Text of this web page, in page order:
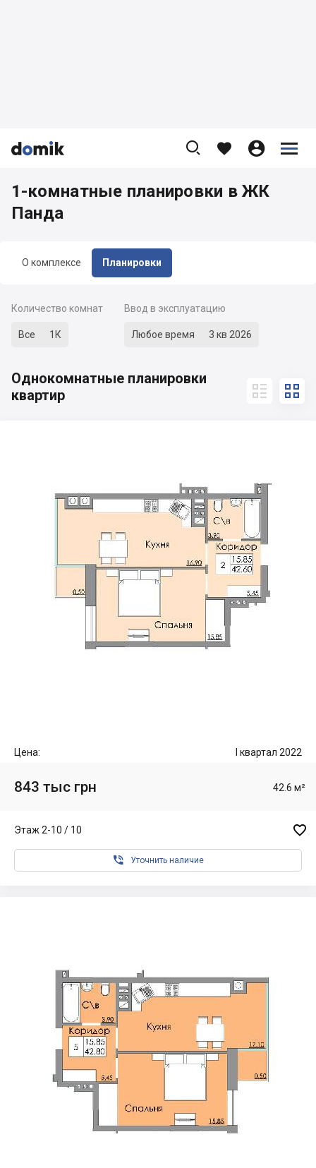


    


О комплексе Планировки
1-комнатные планировки в ЖК
Панда
Количество комнат
Все 1К
Ввод в эксплуатацию
Любое время 3 кв 2026
Однокомнатные планировки
квартир
 
Цена: I квартал 2022
843 тыс грн 42.6 м²
Этаж 2-10 / 10 
 Уточнить наличие